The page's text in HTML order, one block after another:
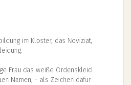
im Kloster, das Noviziat,
Frau das weiße Ordenskleid
Namen, - als Zeichen dafür